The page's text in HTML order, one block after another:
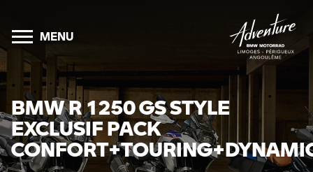
MENU
BMW R 1250 GS STYLE
EXCLUSIF PACK